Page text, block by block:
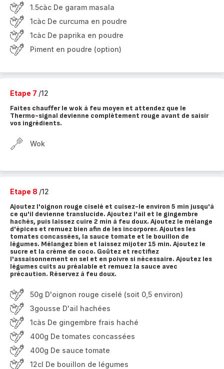
1.5càc De garam masala
1càc De curcuma en poudre
1càc De paprika en poudre
Piment en poudre (option)
Etape 7 /12
Faites chauffer le wok à feu moyen et attendez que le
Thermo-signal devienne complètement rouge avant de saisir
vos ingrédients.
Wok
Etape 8 /12
Ajoutez l'oignon rouge ciselé et cuisez-le environ 5 min jusqu'à
ce qu'il devienne translucide. Ajoutez l'ail et le gingembre
hachés, puis laissez cuire 2 min à feu doux. Ajoutez le mélange
d'épices et remuez bien afin de les incorporer. Ajoutes les
tomates concassées, la sauce tomate et le bouillon de
légumes. Mélangez bien et laissez mijoter 15 min. Ajoutez le
sucre et la crème de coco. Goûtez et rectifiez
l'assaisonnement en sel et en poivre si nécessaire. Ajoutez les
légumes cuits au préalable et remuez la sauce avec
précaution. Réservez à feu doux.
50g D'oignon rouge ciselé (soit 0,5 environ)
3gousse D'ail hachées
1càs De gingembre frais haché
400g De tomates concassées
400g De sauce tomate
12cl De bouillon de légumes